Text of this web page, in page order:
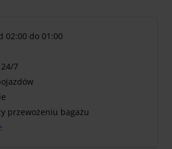
02:00 do 01:00
7
przewożeniu bagażu